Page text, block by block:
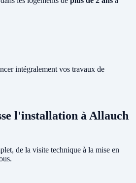
intégralement vos travaux de
l'installation à Allauch
de la visite technique à la mise en